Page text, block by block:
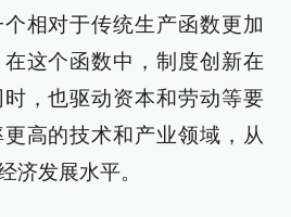
相对于传统生产函数更加
这个函数中，制度创新在
，也驱动资本和劳动等要
高的技术和产业领域，从
济发展水平。